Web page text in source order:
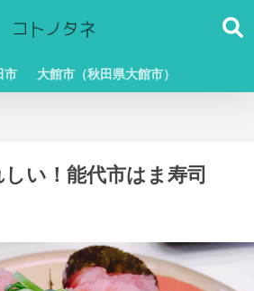
市 大館市（秋田県大館市）
い！能代市はま寿司